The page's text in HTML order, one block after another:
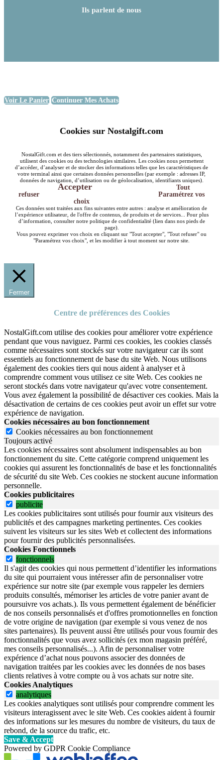
Ils parlent de nous
Voir Le Panier Continuer Mes Achats
Cookies sur Nostalgift.com
NostalGift.com et des tiers sélectionnés, notamment des partenaires statistiques,
utilisent des cookies ou des technologies similaires. Les cookies nous permettent
d’accéder, d’analyser et de stocker des informations telles que les caractéristiques de
votre terminal ainsi que certaines données personnelles (par exemple : adresses IP,
données de navigation, d’utilisation ou de géolocalisation, identifiants uniques).
Accepter
Tout
refuser
Paramétrez vos
choix
Ces données sont traitées aux fins suivantes entre autres : analyse et amélioration de
l’expérience utilisateur, de l'offre de contenus, de produits et de services... Pour plus
d’information, consulter notre politique de confidentialité (lien dans nos pieds de
page).
Vous pouvez exprimer vos choix en cliquant sur "Tout accepter", "Tout refuser" ou
"Paramétrez vos choix", et les modifier à tout moment sur notre site.
Fermer
Centre de préférences des Cookies
NostalGift.com utilise des cookies pour améliorer votre expérience
pendant que vous naviguez. Parmi ces cookies, les cookies classés
comme nécessaires sont stockés sur votre navigateur car ils sont
essentiels au fonctionnement de base du site Web. Nous utilisons
également des cookies tiers qui nous aident à analyser et à
comprendre comment vous utilisez ce site Web. Ces cookies ne
seront stockés dans votre navigateur qu'avec votre consentement.
Vous avez également la possibilité de désactiver ces cookies. Mais la
désactivation de certains de ces cookies peut avoir un effet sur votre
expérience de navigation.
Cookies nécessaires au bon fonctionnement
Cookies nécessaires au bon fonctionnement
Toujours activé
Les cookies nécessaires sont absolument indispensables au bon
fonctionnement du site. Cette catégorie comprend uniquement les
cookies qui assurent les fonctionnalités de base et les fonctionnalités
de sécurité du site Web. Ces cookies ne stockent aucune information
personnelle.
Cookies publicitaires
publicite
Les cookies publicitaires sont utilisés pour fournir aux visiteurs des
publicités et des campagnes marketing pertinentes. Ces cookies
suivent les visiteurs sur les sites Web et collectent des informations
pour fournir des publicités personnalisées.
Cookies Fonctionnels
fonctionnels
Il s'agit des cookies qui nous permettent d’identifier les informations
du site qui pourraient vous intéresser afin de personnaliser votre
expérience sur notre site (par exemple vous rappeler les derniers
produits consultés, mémoriser les articles de votre panier avant de
poursuivre vos achats.). Ils vous permettent également de bénéficier
de nos conseils personnalisés et d'offres promotionnelles en fonction
de votre origine de navigation (par exemple si vous venez de nos
sites partenaires). Ils peuvent aussi être utilisés pour vous fournir des
fonctionnalités que vous avez sollicités (ex mon magasin préféré,
mes conseils personnalisés...). Afin de personnaliser votre
expérience d’achat nous pouvons associer des données de
navigation traitées par les cookies avec les données de nos bases
clients relatives à votre compte ou à vos achats sur notre site.
Cookies Analytiques
analytiques
Les cookies analytiques sont utilisés pour comprendre comment les
visiteurs interagissent avec le site Web. Ces cookies aident à fournir
des informations sur les mesures du nombre de visiteurs, du taux de
rebond, de la source du trafic, etc.
Save & Accept
Powered by GDPR Cookie Compliance